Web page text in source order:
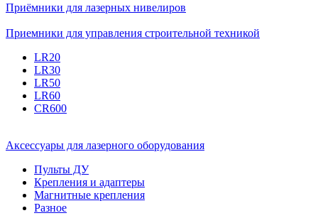
Приёмники для лазерных нивелиров
Приемники для управления строительной техникой
LR20
LR30
LR50
LR60
CR600
Аксессуары для лазерного оборудования
Пульты ДУ
Крепления и адаптеры
Магнитные крепления
Разное